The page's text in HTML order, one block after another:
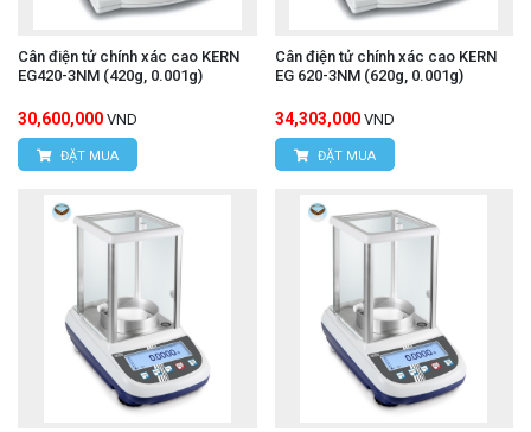
Cân điện tử chính xác cao KERN
EG420-3NM (420g, 0.001g)
30,600,000 VND
ĐẶT MUA
Cân điện tử chính xác cao KERN
EG 620-3NM (620g, 0.001g)
34,303,000 VND
ĐẶT MUA